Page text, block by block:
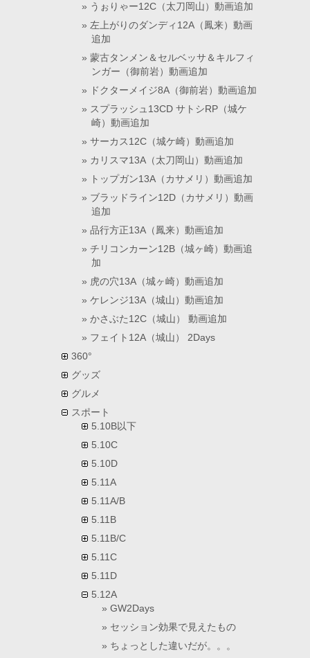
うぉりゃー12C（太刀岡山）動画追加
左上がりのダンディ12A（鳳来）動画
追加
蒙古タンメン＆セルベッサ＆キルフィ
ンガー（御前岩）動画追加
ドクターメイジ8A（御前岩）動画追加
スプラッシュ13CD サトシRP（城ケ
崎）動画追加
サーカス12C（城ケ崎）動画追加
カリスマ13A（太刀岡山）動画追加
トップガン13A（カサメリ）動画追加
ブラッドライン12D（カサメリ）動画
追加
品行方正13A（鳳来）動画追加
チリコンカーン12B（城ヶ崎）動画追
加
虎の穴13A（城ヶ崎）動画追加
ケレンジ13A（城山）動画追加
かさぶた12C（城山） 動画追加
フェイト12A（城山） 2Days
360°
グッズ
グルメ
スポート
5.10B以下
5.10C
5.10D
5.11A
5.11A/B
5.11B
5.11B/C
5.11C
5.11D
5.12A
GW2Days
セッション効果で見えたもの
ちょっとした違いだが。。。